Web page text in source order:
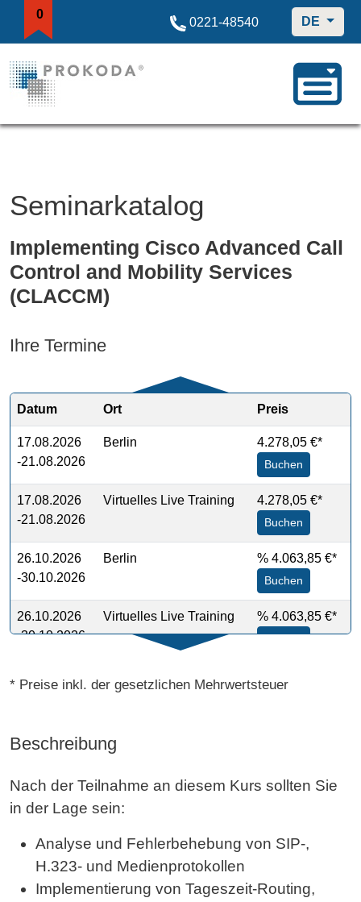
0
0221-48540 DE
Seminarkatalog
Implementing Cisco Advanced Call
Control and Mobility Services
(CLACCM)
Ihre Termine
Datum Ort Preis
17.08.2026
-21.08.2026
Berlin 4.278,05 €*
Buchen
17.08.2026
-21.08.2026
Virtuelles Live Training 4.278,05 €*
Buchen
26.10.2026
-30.10.2026
Berlin % 4.063,85 €*
Buchen
26.10.2026
-30.10.2026
Virtuelles Live Training % 4.063,85 €*
Buchen
* Preise inkl. der gesetzlichen Mehrwertsteuer
Beschreibung
Nach der Teilnahme an diesem Kurs sollten Sie
in der Lage sein:
Analyse und Fehlerbehebung von SIP-,
H.323- und Medienprotokollen
Implementierung von Tageszeit-Routing,